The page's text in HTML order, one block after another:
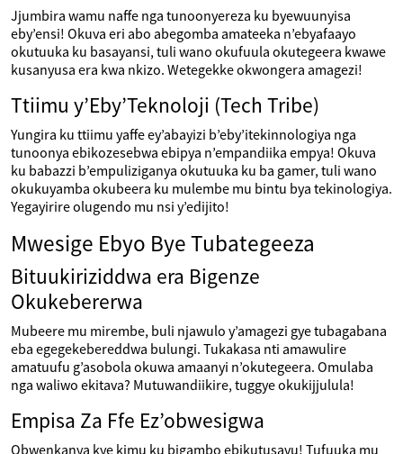
Jjumbira wamu naffe nga tunoonyereza ku byewuunyisa
eby’ensi! Okuva eri abo abegomba amateeka n’ebyafaayo
okutuuka ku basayansi, tuli wano okufuula okutegeera kwawe
kusanyusa era kwa nkizo. Wetegekke okwongera amagezi!
Ttiimu y’Eby’Teknoloji (Tech Tribe)
Yungira ku ttiimu yaffe ey’abayizi b’eby’itekinnologiya nga
tunoonya ebikozesebwa ebipya n’empandiika empya! Okuva
ku babazzi b’empuliziganya okutuuka ku ba gamer, tuli wano
okukuyamba okubeera ku mulembe mu bintu bya tekinologiya.
Yegayirire olugendo mu nsi y’edijito!
Mwesige Ebyo Bye Tubategeeza
Bituukiriziddwa era Bigenze
Okukebererwa
Mubeere mu mirembe, buli njawulo y’amagezi gye tubagabana
eba egegekebereddwa bulungi. Tukakasa nti amawulire
amatuufu g’asobola okuwa amaanyi n’okutegeera. Omulaba
nga waliwo ekitava? Mutuwandiikire, tuggye okukijjulula!
Empisa Za Ffe Ez’obwesigwa
Obwenkanya kye kimu ku bigambo ebikutusavu! Tufuuka mu